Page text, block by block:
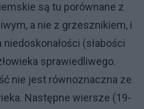
są tu porównane z
a nie z grzesznikiem, i
(słabości
sprawiedliwego.
nie jest rów­noznaczna ze
Następne wiersze (19-